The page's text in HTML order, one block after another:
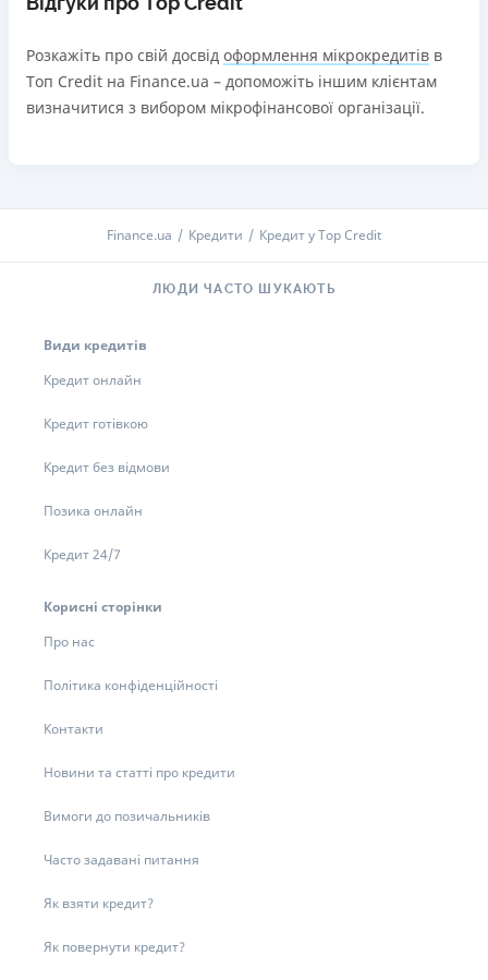
Розкажіть про свій досвід оформлення мікрокредитів в
Tоп Credit на Finance.ua – допоможіть іншим клієнтам
визначитися з вибором мікрофінансової організації.
Finance.ua Кредити Кредит у Tор Credit
ЛЮДИ ЧАСТО ШУКАЮТЬ
Види кредитів
Кредит онлайн
Кредит готівкою
Кредит без відмови
Позика онлайн
Кредит 24/7
Корисні сторінки
Про нас
Політика конфіденційності
Контакти
Новини та статті про кредити
Вимоги до позичальників
Часто задавані питання
Як взяти кредит?
Як повернути кредит?